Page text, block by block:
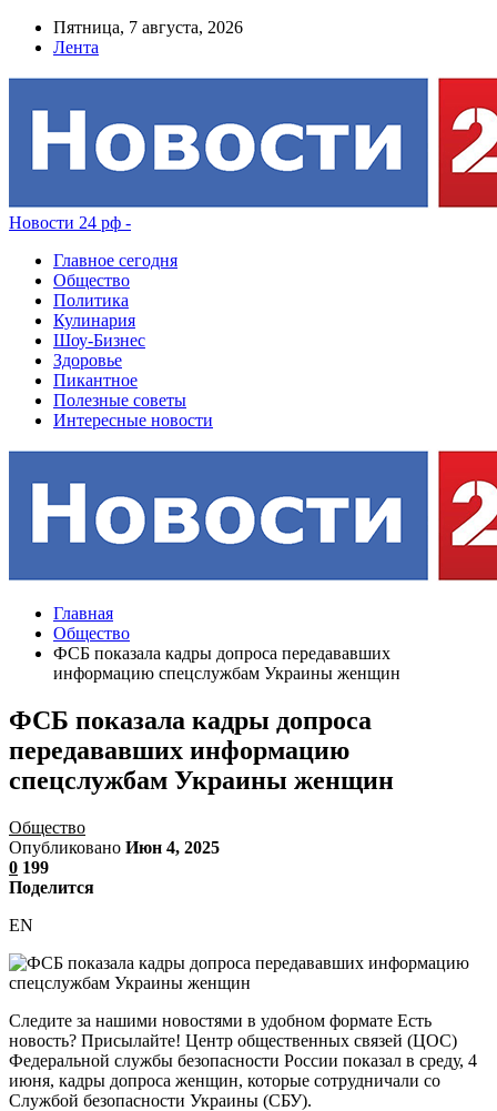
Пятница, 7 августа, 2026
Лента
Новости 24 рф -
Главное сегодня
Общество
Политика
Кулинария
Шоу-Бизнес
Здоровье
Пикантное
Полезные советы
Интересные новости
Главная
Общество
ФСБ показала кадры допроса передававших
информацию спецслужбам Украины женщин
ФСБ показала кадры допроса
передававших информацию
спецслужбам Украины женщин
Общество
Опубликовано Июн 4, 2025
0 199
Поделится
EN
Следите за нашими новостями в удобном формате Есть
новость? Присылайте! Центр общественных связей (ЦОС)
Федеральной службы безопасности России показал в среду, 4
июня, кадры допроса женщин, которые сотрудничали со
Службой безопасности Украины (СБУ).